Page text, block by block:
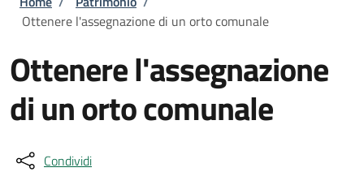
Ottenere l'assegnazione di un orto comunale
Ottenere l'assegnazione
di un orto comunale
Condividi